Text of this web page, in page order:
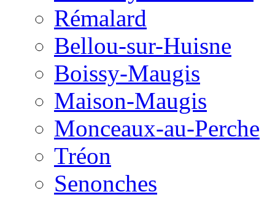
Rémalard
Bellou-sur-Huisne
Boissy-Maugis
Maison-Maugis
Monceaux-au-Perche
Tréon
Senonches